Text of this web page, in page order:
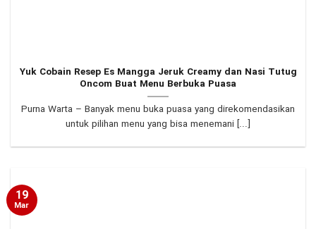
Yuk Cobain Resep Es Mangga Jeruk Creamy dan Nasi Tutug
Oncom Buat Menu Berbuka Puasa
Purna Warta – Banyak menu buka puasa yang direkomendasikan
untuk pilihan menu yang bisa menemani [...]
19
Mar